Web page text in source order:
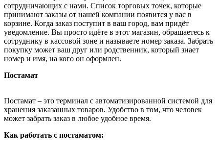
сотрудничающих с нами. Список торговых точек, которые
принимают заказы от нашей компании появится у вас в
корзине. Когда заказ поступит в ваш город, вам придёт
уведомление. Вы просто идёте в этот магазин, обращаетесь к
сотруднику в кассовой зоне и называете номер заказа. Забрать
покупку может ваш друг или родственник, который знает
номер и имя, на кого он оформлен.
Постамат
Постамат – это терминал с автоматизированной системой для
хранения заказанных товаров. Удобство в том, что человек
может забрать заказ в любое удобное время.
Как работать с постаматом: